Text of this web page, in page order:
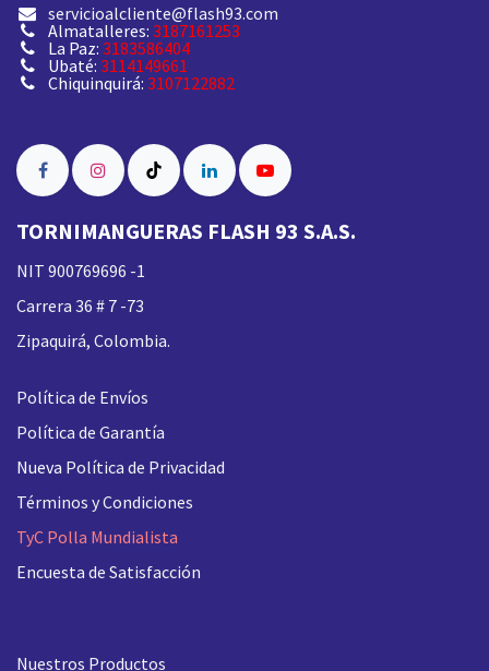
servicioalcliente@flash93.com
Almatalleres: 3187161253
La Paz: 3183586404
Ubaté: 3114149661
Chiquinquirá: 3107122882
TORNIMANGUERAS FLASH 93 S.A.S.
NIT 900769696 -1
Carrera 36 # 7 -73
Zipaquirá, Colombia.
Política de Envíos
Política de Garantía
Nueva Política de Privacidad
Términos y Condiciones
TyC Polla Mundialista
Encuesta de Satisfacción
Nuestros Productos